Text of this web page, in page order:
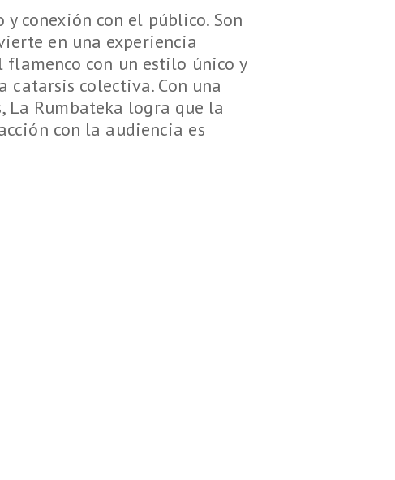
conexión con el público. Son
en una experiencia
con un estilo único y
colectiva. Con una
La Rumbateka logra que la
con la audiencia es